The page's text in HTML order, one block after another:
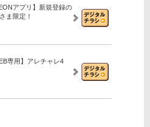
アプリ】新規登録の
ま限定！
専用】アレチャレ4